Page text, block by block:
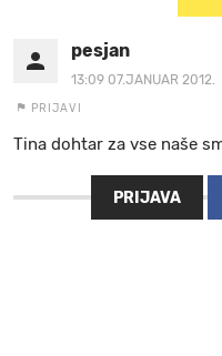
pesjan
13:09 07.JANUAR 2012.
PRIJAVI
Tina dohtar za vse naše
PRIJAVA